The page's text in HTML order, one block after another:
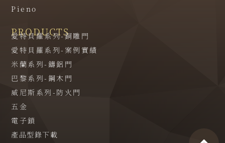
Pieno
PRODUCTS
愛特貝羅系列-銅雕門
愛特貝羅系列-案例實績
米蘭系列-鑄鋁門
巴黎系列-鋼木門
威尼斯系列-防火門
五金
電子鎖
產品型錄下載